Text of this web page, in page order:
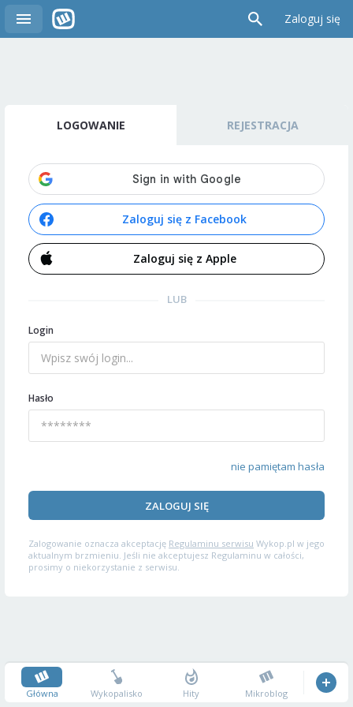
Zaloguj się
LOGOWANIE REJESTRACJA
Zaloguj się z Facebook
Zaloguj się z Apple
LUB
Login
Hasło
nie pamiętam hasła
ZALOGUJ SIĘ
Zalogowanie oznacza akceptację Regulaminu serwisu Wykop.pl w jego
aktualnym brzmieniu. Jeśli nie akceptujesz Regulaminu w całości,
prosimy o niekorzystanie z serwisu.
Główna Wykopalisko Hity Mikroblog